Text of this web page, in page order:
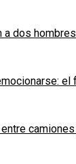
a dos
entre